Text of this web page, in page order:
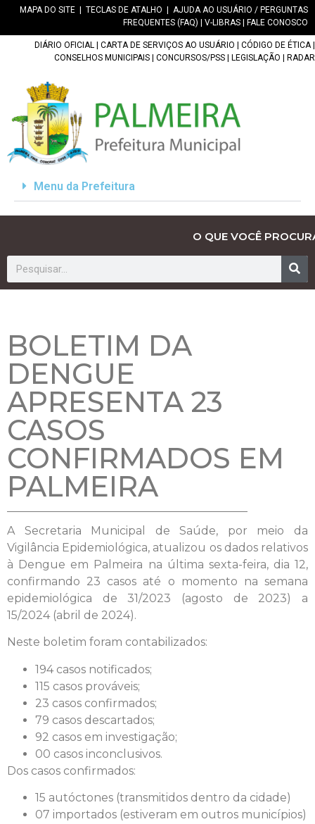
MAPA DO SITE TECLAS DE ATALHO
AJUDA AO USUÁRIO / PERGUNTAS
FREQUENTES (FAQ)
V-LIBRAS FALE CONOSCO
DIÁRIO OFICIAL CARTA DE SERVIÇOS AO USUÁRIO CÓDIGO DE ÉTICA|
CONSELHOS MUNICIPAIS
CONCURSOS/PSS LEGISLAÇÃO RADAR
Menu da Prefeitura
O QUE VOCÊ
BOLETIM DA
DENGUE
APRESENTA 23
CASOS
CONFIRMADOS EM
PALMEIRA
A Secretaria Municipal de Saúde, por meio da
Vigilância Epidemiológica, atualizou os dados relativos
à Dengue em Palmeira na última sexta-feira, dia 12,
confirmando 23 casos até o momento na semana
epidemiológica de 31/2023 (agosto de 2023) a
15/2024 (abril de 2024).
Neste boletim foram contabilizados:
194 casos notificados;
115 casos prováveis;
23 casos confirmados;
79 casos descartados;
92 casos em investigação;
00 casos inconclusivos.
Dos casos confirmados:
15 autóctones (transmitidos dentro da cidade)
07 importados (estiveram em outros municípios)